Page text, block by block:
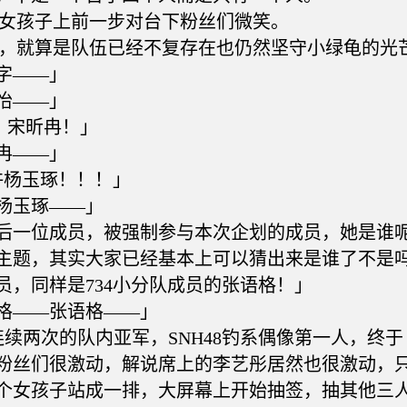
子上前一步对台下粉丝们微笑。
算是队伍已经不复存在也仍然坚守小绿龟的光
——」
——」
昕冉！」
——」
琢！！！」
琢——」
成员，被强制参与本次企划的成员，她是谁
题，其实大家已经基本上可以猜出来是谁了不是
同样是734小分队成员的张语格！」
张语格——」
次的队内亚军，SNH48钓系偶像第一人，终于
丝们很激动，解说席上的李艺彤居然也很激动，
女孩子站成一排，大屏幕上开始抽签，抽其他三